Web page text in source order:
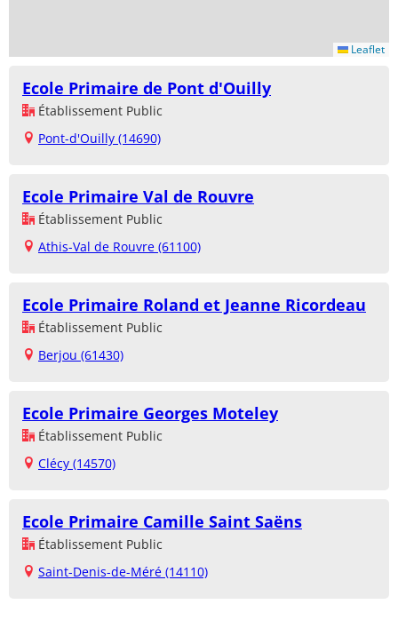
Leaflet
Ecole Primaire de Pont d'Ouilly
Établissement Public
Pont-d'Ouilly (14690)
Ecole Primaire Val de Rouvre
Établissement Public
Athis-Val de Rouvre (61100)
Ecole Primaire Roland et Jeanne Ricordeau
Établissement Public
Berjou (61430)
Ecole Primaire Georges Moteley
Établissement Public
Clécy (14570)
Ecole Primaire Camille Saint Saëns
Établissement Public
Saint-Denis-de-Méré (14110)